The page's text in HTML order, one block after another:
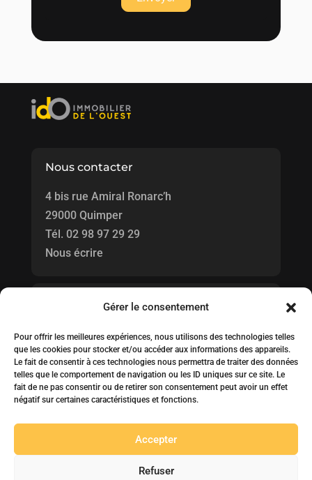
Gérer le consentement
Pour offrir les meilleures expériences, nous utilisons des technologies telles
que les cookies pour stocker et/ou accéder aux informations des appareils.
Le fait de consentir à ces technologies nous permettra de traiter des données
telles que le comportement de navigation ou les ID uniques sur ce site. Le
fait de ne pas consentir ou de retirer son consentement peut avoir un effet
négatif sur certaines caractéristiques et fonctions.
Accepter
Refuser
Nous contacter
4 bis rue Amiral Ronarc’h
29000 Quimper
Tél. 02 98 97 29 29
Nous écrire
Honoraires d'agence
Mentions légales